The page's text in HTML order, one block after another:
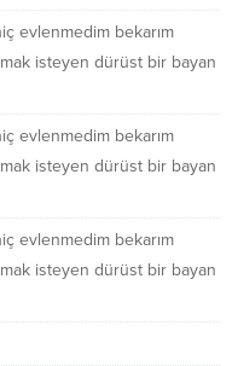
evlenmedim bekarım
isteyen dürüst bir bayan
evlenmedim bekarım
isteyen dürüst bir bayan
evlenmedim bekarım
isteyen dürüst bir bayan